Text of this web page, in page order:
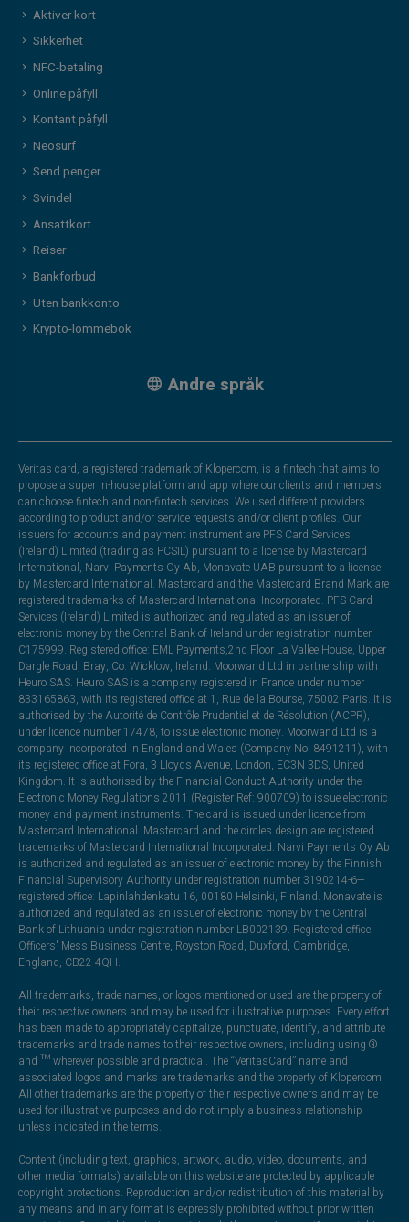
Aktiver kort
Sikkerhet
NFC-betaling
Online påfyll
Kontant påfyll
Neosurf
Send penger
Svindel
Ansattkort
Reiser
Bankforbud
Uten bankkonto
Krypto-lommebok
Andre språk
Veritas card, a registered trademark of Klopercom, is a fintech that aims to
propose a super in-house platform and app where our clients and members
can choose fintech and non-fintech services. We used different providers
according to product and/or service requests and/or client profiles. Our
issuers for accounts and payment instrument are PFS Card Services
(Ireland) Limited (trading as PCSIL) pursuant to a license by Mastercard
International, Narvi Payments Oy Ab, Monavate UAB pursuant to a license
by Mastercard International. Mastercard and the Mastercard Brand Mark are
registered trademarks of Mastercard International Incorporated. PFS Card
Services (Ireland) Limited is authorized and regulated as an issuer of
electronic money by the Central Bank of Ireland under registration number
C175999. Registered office: EML Payments,2nd Floor La Vallee House, Upper
Dargle Road, Bray, Co. Wicklow, Ireland. Moorwand Ltd in partnership with
Heuro SAS. Heuro SAS is a company registered in France under number
833165863, with its registered office at 1, Rue de la Bourse, 75002 Paris. It is
authorised by the Autorité de Contrôle Prudentiel et de Résolution (ACPR),
under licence number 17478, to issue electronic money. Moorwand Ltd is a
company incorporated in England and Wales (Company No. 8491211), with
its registered office at Fora, 3 Lloyds Avenue, London, EC3N 3DS, United
Kingdom. It is authorised by the Financial Conduct Authority under the
Electronic Money Regulations 2011 (Register Ref: 900709) to issue electronic
money and payment instruments. The card is issued under licence from
Mastercard International. Mastercard and the circles design are registered
trademarks of Mastercard International Incorporated. Narvi Payments Oy Ab
is authorized and regulated as an issuer of electronic money by the Finnish
Financial Supervisory Authority under registration number 3190214-6—
registered office: Lapinlahdenkatu 16, 00180 Helsinki, Finland. Monavate is
authorized and regulated as an issuer of electronic money by the Central
Bank of Lithuania under registration number LB002139. Registered office:
Officers' Mess Business Centre, Royston Road, Duxford, Cambridge,
England, CB22 4QH.
All trademarks, trade names, or logos mentioned or used are the property of
their respective owners and may be used for illustrative purposes. Every effort
has been made to appropriately capitalize, punctuate, identify, and attribute
trademarks and trade names to their respective owners, including using ®
and ™ wherever possible and practical. The “VeritasCard” name and
associated logos and marks are trademarks and the property of Klopercom.
All other trademarks are the property of their respective owners and may be
used for illustrative purposes and do not imply a business relationship
unless indicated in the terms.
Content (including text, graphics, artwork, audio, video, documents, and
other media formats) available on this website are protected by applicable
copyright protections. Reproduction and/or redistribution of this material by
any means and in any format is expressly prohibited without prior written